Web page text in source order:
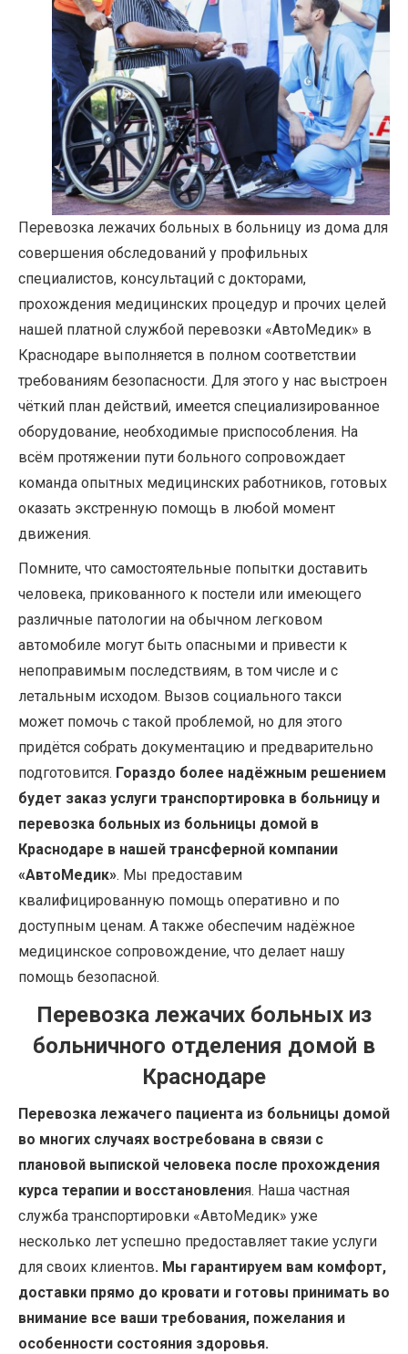
Перевозка лежачих больных в больницу из дома для
совершения обследований у профильных
специалистов, консультаций с докторами,
прохождения медицинских процедур и прочих целей
нашей платной службой перевозки «АвтоМедик» в
Краснодаре выполняется в полном соответствии
требованиям безопасности. Для этого у нас выстроен
чёткий план действий, имеется специализированное
оборудование, необходимые приспособления. На
всём протяжении пути больного сопровождает
команда опытных медицинских работников, готовых
оказать экстренную помощь в любой момент
движения.
Помните, что самостоятельные попытки доставить
человека, прикованного к постели или имеющего
различные патологии на обычном легковом
автомобиле могут быть опасными и привести к
непоправимым последствиям, в том числе и с
летальным исходом. Вызов социального такси
может помочь с такой проблемой, но для этого
придётся собрать документацию и предварительно
подготовится. Гораздо более надёжным решением
будет заказ услуги транспортировка в больницу и
перевозка больных из больницы домой в
Краснодаре в нашей трансферной компании
«АвтоМедик». Мы предоставим
квалифицированную помощь оперативно и по
доступным ценам. А также обеспечим надёжное
медицинское сопровождение, что делает нашу
помощь безопасной.
Перевозка лежачих больных из
больничного отделения домой в
Краснодаре
Перевозка лежачего пациента из больницы домой
во многих случаях востребована в связи с
плановой выпиской человека после прохождения
курса терапии и восстановления. Наша частная
служба транспортировки «АвтоМедик» уже
несколько лет успешно предоставляет такие услуги
для своих клиентов. Мы гарантируем вам комфорт,
доставки прямо до кровати и готовы принимать во
внимание все ваши требования, пожелания и
особенности состояния здоровья.